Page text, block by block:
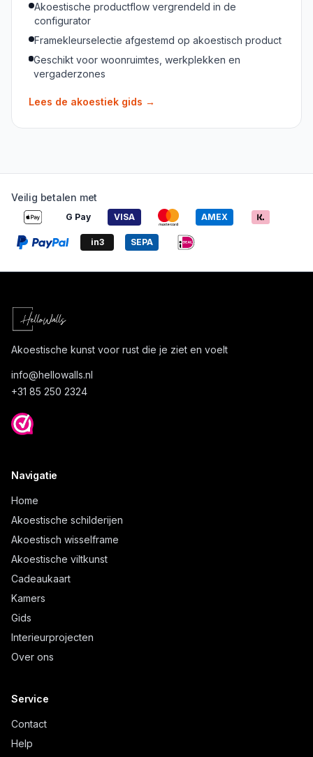
Akoestische productflow vergrendeld in de
configurator
Framekleurselectie afgestemd op akoestisch product
Geschikt voor woonruimtes, werkplekken en
vergaderzones
Lees de akoestiek gids →
Veilig betalen met
G Pay VISA AMEX
in3 SEPA
Akoestische kunst voor rust die je ziet en voelt
info@hellowalls.nl
+31 85 250 2324
Navigatie
Home
Akoestische schilderijen
Akoestisch wisselframe
Akoestische viltkunst
Cadeaukaart
Kamers
Gids
Interieurprojecten
Over ons
Service
Contact
Help